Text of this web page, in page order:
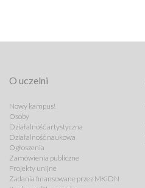
O uczelni
Nowy kampus!
Osoby
Działalność artystyczna
Działalność naukowa
Ogłoszenia
Zamówienia publiczne
Projekty unijne
Zadania finansowane przez MKiDN